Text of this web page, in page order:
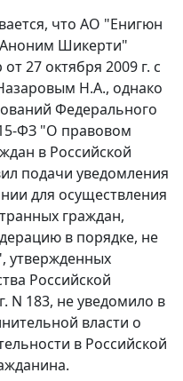
что АО "Енигюн
Шикерти"
27 октября 2009 г. с
Н.А., однако
Федерального
ФЗ "О правовом
в Российской
подачи уведомления
для осуществления
граждан,
в порядке, не
утвержденных
Российской
N 183, не уведомило в
власти о
в Российской